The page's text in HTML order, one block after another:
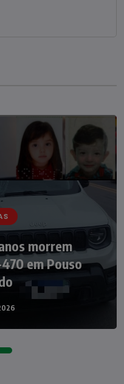
morrem
em Pouso
nome de Taió ao
Silvio Santos